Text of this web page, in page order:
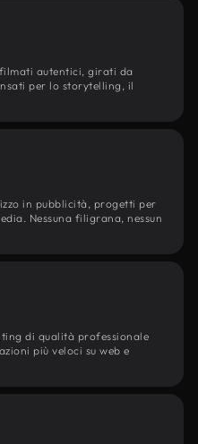
autentici, girati da
per lo storytelling, il
in pubblicità, progetti per
Nessuna filigrana, nessun
di qualità professionale
più veloci su web e